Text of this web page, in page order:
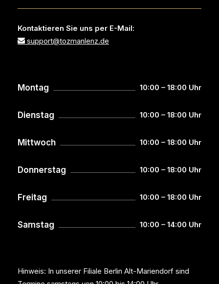
Kontaktieren Sie uns per E-Mail:
support@tozmanlenz.de
Montag 10:00 – 18:00 Uhr
Dienstag 10:00 – 18:00 Uhr
Mittwoch 10:00 – 18:00 Uhr
Donnerstag 10:00 – 18:00 Uhr
Freitag 10:00 – 18:00 Uhr
Samstag 10:00 – 14:00 Uhr
Hinweis: In unserer Filiale Berlin Alt-Mariendorf sind